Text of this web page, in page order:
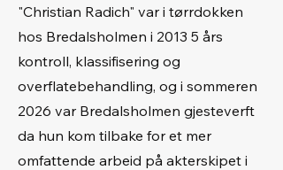
"Christian Radich" var i tørrdokken
hos Bredalsholmen i 2013 5 års
kontroll, klassifisering og
overflatebehandling, og i sommeren
2026 var Bredalsholmen gjesteverft
da hun kom tilbake for et mer
omfattende arbeid på akterskipet i